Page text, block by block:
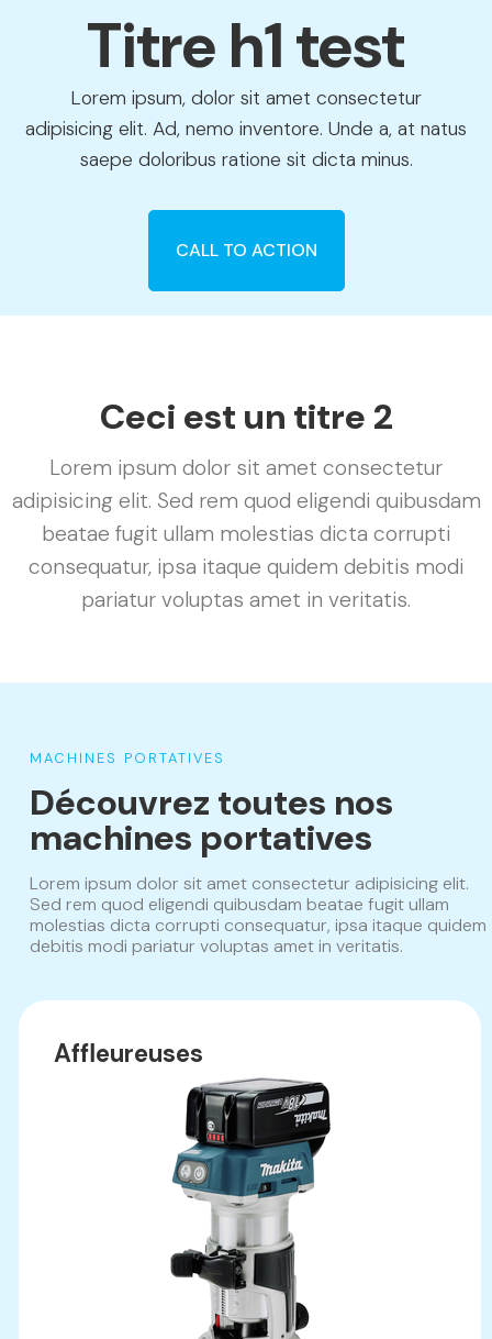
Titre h1 test
Lorem ipsum, dolor sit amet consectetur
adipisicing elit. Ad, nemo inventore. Unde a, at natus
saepe doloribus ratione sit dicta minus.
CALL TO ACTION
Ceci est un titre 2
Lorem ipsum dolor sit amet consectetur
adipisicing elit. Sed rem quod eligendi quibusdam
beatae fugit ullam molestias dicta corrupti
consequatur, ipsa itaque quidem debitis modi
pariatur voluptas amet in veritatis.
MACHINES PORTATIVES
Découvrez toutes nos
machines portatives
Lorem ipsum dolor sit amet consectetur adipisicing elit.
Sed rem quod eligendi quibusdam beatae fugit ullam
molestias dicta corrupti consequatur, ipsa itaque quidem
debitis modi pariatur voluptas amet in veritatis.
Affleureuses